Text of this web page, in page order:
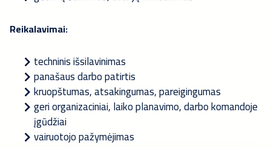
Reikalavimai:
techninis išsilavinimas
panašaus darbo patirtis
kruopštumas, atsakingumas, pareigingumas
geri organizaciniai, laiko planavimo, darbo komandoje
įgūdžiai
vairuotojo pažymėjimas